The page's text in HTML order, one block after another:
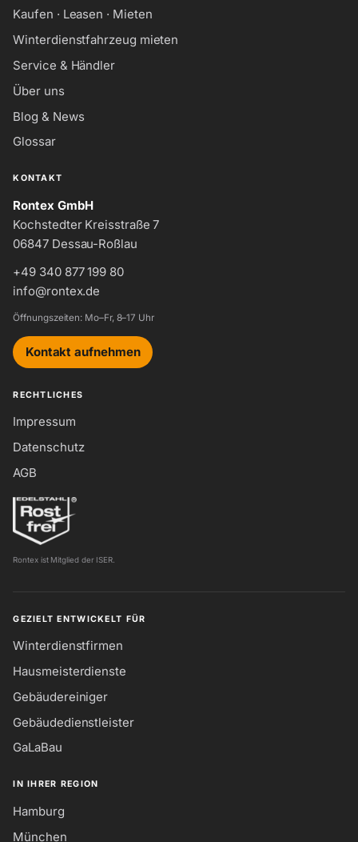
Kaufen · Leasen · Mieten
Winterdienstfahrzeug mieten
Service & Händler
Über uns
Blog & News
Glossar
KONTAKT
Rontex GmbH
Kochstedter Kreisstraße 7
06847 Dessau-Roßlau
+49 340 877 199 80
info@rontex.de
Öffnungszeiten: Mo–Fr, 8–17 Uhr
Kontakt aufnehmen
RECHTLICHES
Impressum
Datenschutz
AGB
Rontex ist Mitglied der ISER.
GEZIELT ENTWICKELT FÜR
Winterdienstfirmen
Hausmeisterdienste
Gebäudereiniger
Gebäudedienstleister
GaLaBau
IN IHRER REGION
Hamburg
München